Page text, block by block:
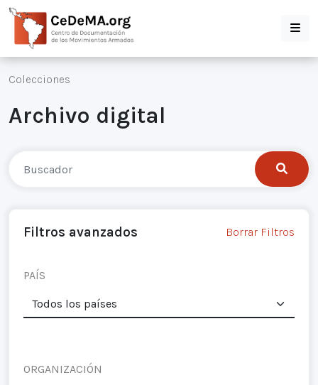
Colecciones
Archivo digital
Filtros avanzados Borrar Filtros
PAÍS
ORGANIZACIÓN